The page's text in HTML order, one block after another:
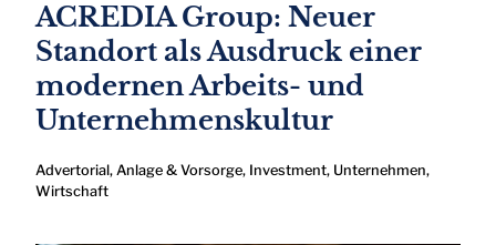
ACREDIA Group: Neuer
Standort als Ausdruck einer
modernen Arbeits- und
Unternehmenskultur
Advertorial, Anlage & Vorsorge, Investment, Unternehmen,
Wirtschaft